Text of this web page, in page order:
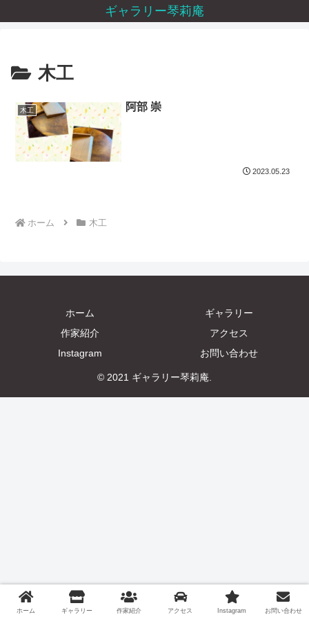
ギャラリー琴莉庵
木工
木工 阿部 崇
2023.05.23
ホーム 木工
ホーム
ギャラリー
作家紹介
アクセス
Instagram
お問い合わせ
© 2021 ギャラリー琴莉庵.
ホーム ギャラリー 作家紹介 アクセス Instagram お問い合わせ